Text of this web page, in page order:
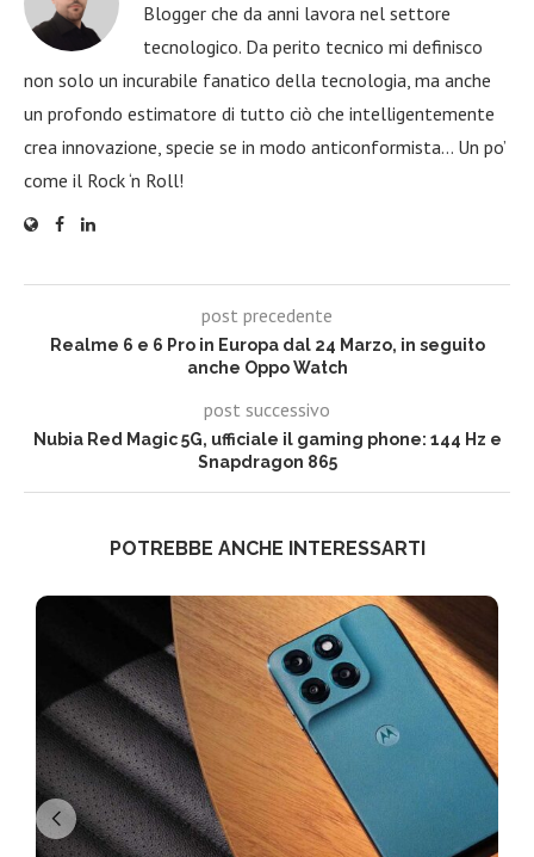
Blogger che da anni lavora nel settore
tecnologico. Da perito tecnico mi definisco
non solo un incurabile fanatico della tecnologia, ma anche
un profondo estimatore di tutto ciò che intelligentemente
crea innovazione, specie se in modo anticonformista… Un po’
come il Rock ‘n Roll!
post precedente
Realme 6 e 6 Pro in Europa dal 24 Marzo, in seguito
anche Oppo Watch
post successivo
Nubia Red Magic 5G, ufficiale il gaming phone: 144 Hz e
Snapdragon 865
POTREBBE ANCHE INTERESSARTI